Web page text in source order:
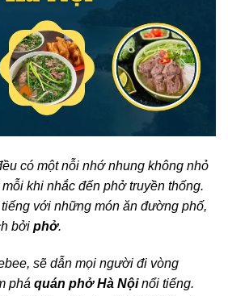
có một nỗi nhớ nhung không nhỏ
mỗi khi nhắc đến phở truyền thống.
với những món ăn đường phố,
bởi phở.
sẽ dẫn mọi người đi vòng
phá quán phở Hà Nộinổi tiếng.